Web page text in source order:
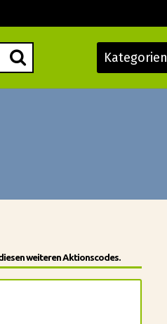
Kategorien
weiteren Aktionscodes.